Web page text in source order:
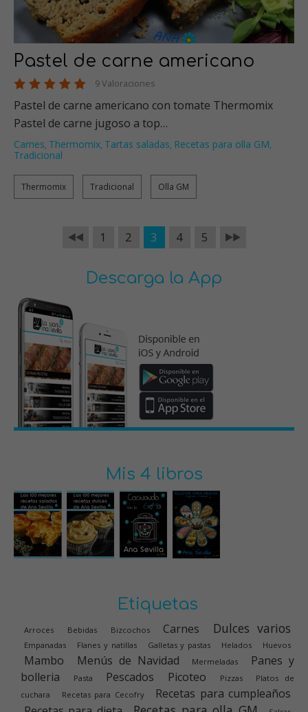
Pastel de carne americano
9 Valoraciones
Pastel de carne americano con tomate Thermomix
Pastel de carne jugoso a top…
Carnes, Thermomix, Tartas saladas, Recetas para olla GM,
Tradicional
Thermomix Tradicional Olla GM
1 2 3 4 5
Descarga la App
Mis 4 libros
Etiquetas
Arroces Bebidas Bizcochos Carnes Dulces varios
Empanadas Flanes y natillas Galletas y pastas Helados Huevos
Mambo Menús de Navidad Mermeladas
Panes y
bolleria
Pasta Pescados Picoteo Pizzas
Platos de
cuchara
Recetas para Cecofry
Recetas para cumpleaños